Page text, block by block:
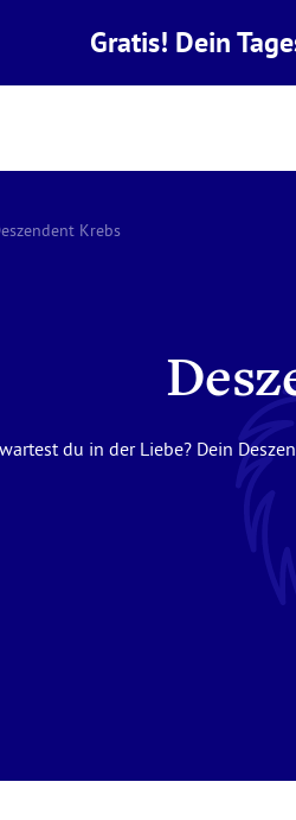
Gratis! Dein
Krebs
du in der Liebe? Dein